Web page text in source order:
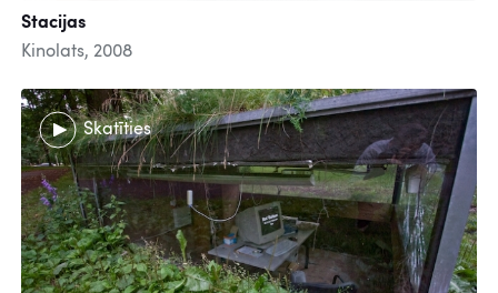
Stacijas
Kinolats, 2008
Skatīties